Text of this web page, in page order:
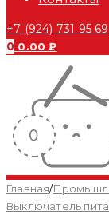
+7 (924) 731 95 69
0 0.00₽
Главная/
Выключатель